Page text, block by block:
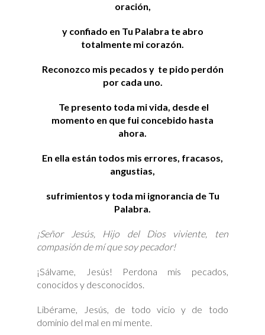
oración,
y confiado en Tu Palabra te abro
totalmente mi corazón.
Reconozco mis pecados y te pido perdón
por cada uno.
Te presento toda mi vida, desde el
momento en que fui concebido hasta
ahora.
En ella están todos mis errores, fracasos,
angustias,
sufrimientos y toda mi ignorancia de Tu
Palabra.
¡Señor Jesús, Hijo del Dios viviente, ten
compasión de mí que soy pecador!
¡Sálvame, Jesús! Perdona mis pecados,
conocidos y desconocidos.
Libérame, Jesús, de todo vicio y de todo
dominio del mal en mi mente.